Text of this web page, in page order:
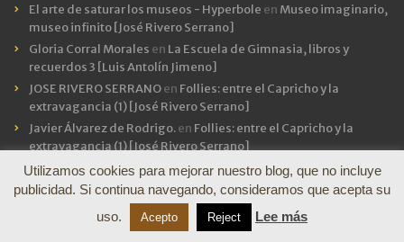
El arte de saturar los museos - Hyperbole en Museo imaginario,
museo infinito [José Rivero Serrano]
Gloria Corral Morales en La Escuela de Gimnasia, libros y
recuerdos 3 [Luis Antolín Jimeno]
JOSE RIVERO SERRANOen Follies: entre el Capricho y la
extravagancia (1) [José Rivero Serrano]
Javier Álvarez de Rodrigo.en Follies: entre el Capricho y la
extravagancia (1) [José Rivero Serrano]
José María Isabel.enAbandonad toda esperanza. Ilia Topuria,
¿toledano ilustre? [Luis Antolín Jimeno]
Utilizamos cookies para mejorar nuestro blog, que no incluye
publicidad. Si continua navegando, consideramos que acepta su
uso.
Acepto Reject Lee más